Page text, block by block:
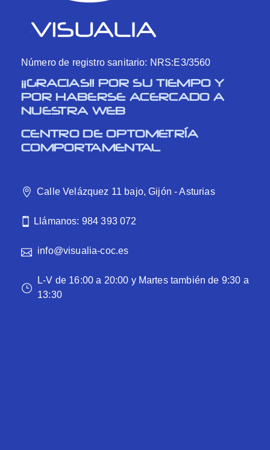
Número de registro sanitario: NRS:E3/3560
¡¡GRACIAS!! POR SU TIEMPO Y
POR HABERSE ACERCADO A
NUESTRA WEB
CENTRO DE OPTOMETRÍA
COMPORTAMENTAL
Calle Velázquez 11 bajo, Gijón - Asturias
Llámanos: 984 393 072
info@visualia-coc.es
L-V de 16:00 a 20:00 y Martes también de 9:30 a
13:30